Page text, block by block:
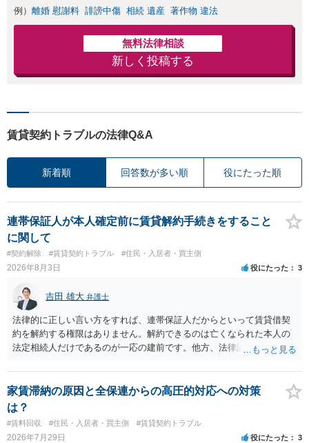
例） 離婚 慰謝料 誹謗中傷 相続 遺産 著作物 違法
無料法律相談
新しく投稿する
賃貸契約トラブルの法律Q&A
新着順 回答数が多い順 役にたった順
連帯保証人が本人確定前に賃貸解約手続きをすること
に関して
#契約解除 #賃貸契約トラブル #住民・入居者・買主側
2026年8月3日 役にたった 3
吉田 雄大 弁護士
法律的に正しい言い方をすれば、連帯保証人だからといって賃貸借契
約を解約する権限はありません。解約できるのは亡くなられた本人の
法定相続人だけであるのが一応の建前です。他方、法律論はさてお
する動機づけがなくなります。 今回進められつつある手続はあくまで
も、建物を賃貸人に一日も早く明け渡すための便宜的方法として理解
するのが良いと思います。またその方法で進めた方が、連帯保証人で
あるお知り合いさんにとっても、自身の経済的負担を最小限に食い止
められるため望ましいやり方だといえます。
家賃滞納の原因と全保連からの高圧的対応への対策
は？
#賃料回収 #住民・入居者・買主側 #賃貸契約トラブル
2026年7月29日 役にたった 3